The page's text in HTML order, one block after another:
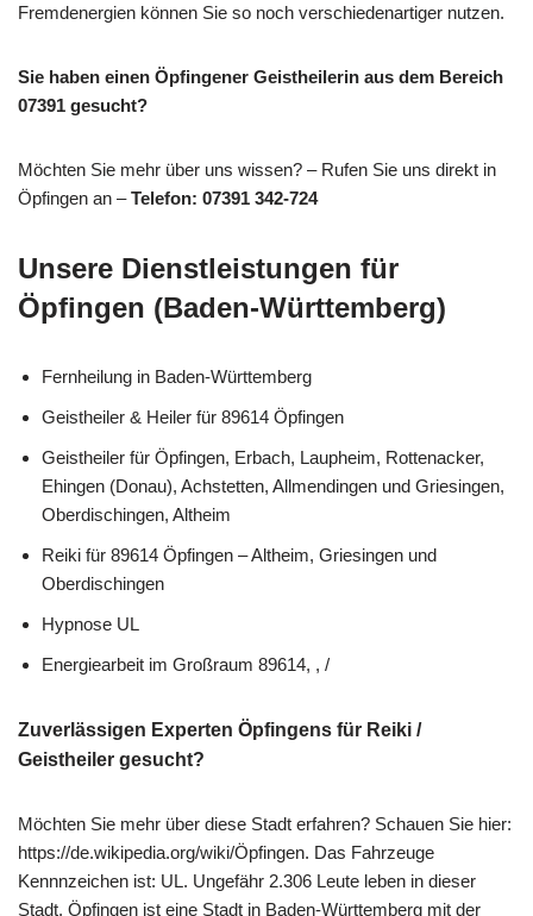
Fremdenergien können Sie so noch verschiedenartiger nutzen.
Sie haben einen Öpfingener Geistheilerin aus dem Bereich
07391 gesucht?
Möchten Sie mehr über uns wissen? – Rufen Sie uns direkt in
Öpfingen an –Telefon: 07391 342-724
Unsere Dienstleistungen für
Öpfingen (Baden-Württemberg)
Fernheilung in Baden-Württemberg
Geistheiler & Heiler für 89614 Öpfingen
Geistheiler für Öpfingen, Erbach, Laupheim, Rottenacker,
Ehingen (Donau), Achstetten, Allmendingen und Griesingen,
Oberdischingen, Altheim
Reiki für 89614 Öpfingen – Altheim, Griesingen und
Oberdischingen
Hypnose UL
Energiearbeit im Großraum 89614, , /
Zuverlässigen Experten Öpfingens für Reiki /
Geistheiler gesucht?
Möchten Sie mehr über diese Stadt erfahren? Schauen Sie hier:
https://de.wikipedia.org/wiki/Öpfingen. Das Fahrzeuge
Kennnzeichen ist: UL. Ungefähr 2.306 Leute leben in dieser
Stadt. Öpfingen ist eine Stadt in Baden-Württemberg mit der